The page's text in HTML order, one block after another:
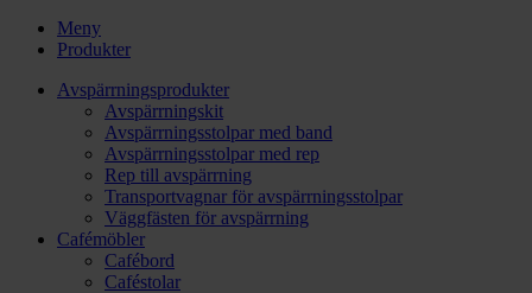
Meny
Produkter
Avspärrningsprodukter
Avspärrningskit
Avspärrningsstolpar med band
Avspärrningsstolpar med rep
Rep till avspärrning
Transportvagnar för avspärrningsstolpar
Väggfästen för avspärrning
Cafémöbler
Cafébord
Caféstolar